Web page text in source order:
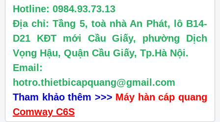
Hotline: 0984.93.73.13
Địa chỉ: Tầng 5, toà nhà An Phát, lô B14-
D21 KĐT mới Cầu Giấy, phường Dịch
Vọng Hậu, Quận Cầu Giấy, Tp.Hà Nội.
Email:
hotro.thietbicapquang@gmail.com
Tham khảo thêm >>> Máy hàn cáp quang
Comway C6S